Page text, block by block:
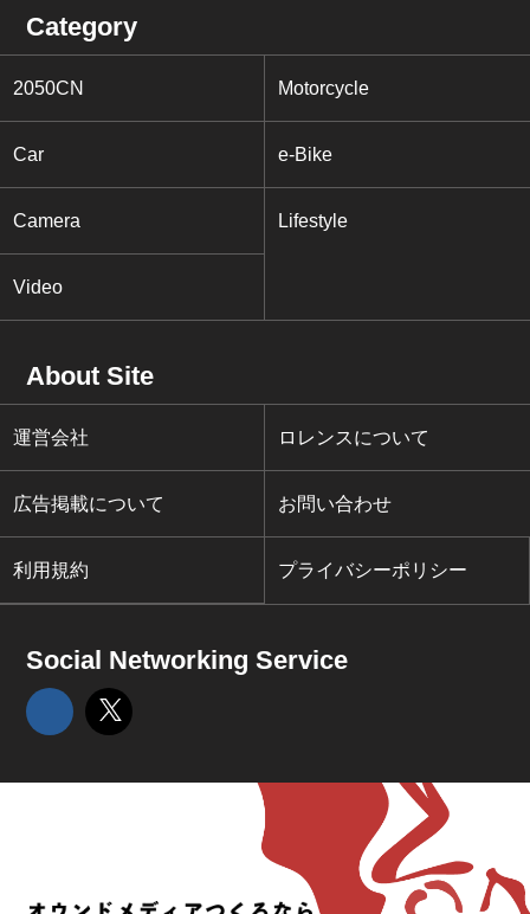
Category
2050CN Motorcycle
Car e-Bike
Camera Lifestyle
Video
About Site
運営会社 ロレンスについて
広告掲載について お問い合わせ
利用規約 プライバシーポリシー
Social Networking Service